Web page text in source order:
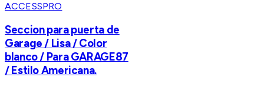
ACCESSPRO
Seccion para puerta de
Garage / Lisa / Color
blanco / Para GARAGE87
/ Estilo Americana.